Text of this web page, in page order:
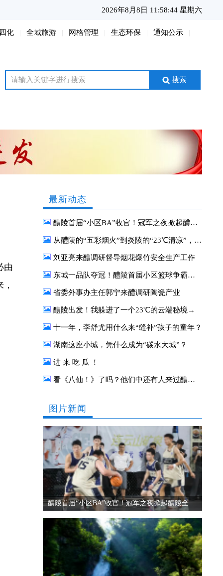
2026年8月8日 11:58:46 星期六
化 全域旅游 网格管理 生态环保 通知公示
搜索
由
最新动态
醴陵首届“小区BA”收官！冠军之夜掀起醴陵全民运动热潮
从醴陵的“五彩烟火”到炎陵的“23℃清凉”，这对“CP”太好嗑了
刘亚亮来醴调研督导烟花爆竹安全生产工作
东城一品队夺冠！醴陵首届小区篮球争霸赛圆满收官
省委外事办主任郭宁来醴调研陶瓷产业
醴陵出发！我躲进了一个23℃的云端秘境→
十一年，李舒尤用什么来“缝补”孩子的童年？
湖南这座小城，凭什么成为“碳水大城”？
进 来 吃 瓜 ！
看《八仙！》了吗？他们中还有人来过醴陵！
图片新闻
醴陵首届“小区BA”收官！冠军之夜掀起醴陵全民运动热潮